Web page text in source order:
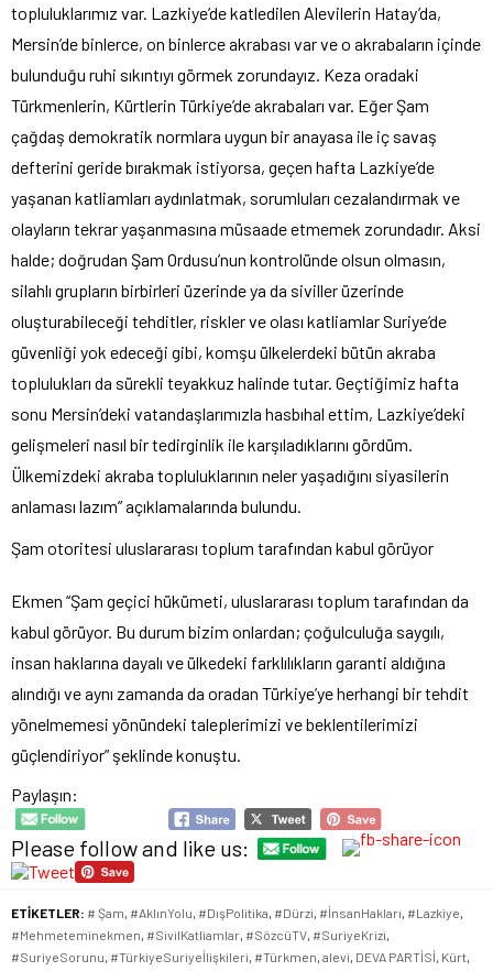
topluluklarımız var. Lazkiye’de katledilen Alevilerin Hatay’da,
Mersin’de binlerce, on binlerce akrabası var ve o akrabaların içinde
bulunduğu ruhi sıkıntıyı görmek zorundayız. Keza oradaki
Türkmenlerin, Kürtlerin Türkiye’de akrabaları var. Eğer Şam
çağdaş demokratik normlara uygun bir anayasa ile iç savaş
defterini geride bırakmak istiyorsa, geçen hafta Lazkiye’de
yaşanan katliamları aydınlatmak, sorumluları cezalandırmak ve
olayların tekrar yaşanmasına müsaade etmemek zorundadır. Aksi
halde; doğrudan Şam Ordusu’nun kontrolünde olsun olmasın,
silahlı grupların birbirleri üzerinde ya da siviller üzerinde
oluşturabileceği tehditler, riskler ve olası katliamlar Suriye’de
güvenliği yok edeceği gibi, komşu ülkelerdeki bütün akraba
toplulukları da sürekli teyakkuz halinde tutar. Geçtiğimiz hafta
sonu Mersin’deki vatandaşlarımızla hasbıhal ettim, Lazkiye’deki
gelişmeleri nasıl bir tedirginlik ile karşıladıklarını gördüm.
Ülkemizdeki akraba topluluklarının neler yaşadığını siyasilerin
anlaması lazım” açıklamalarında bulundu.
Şam otoritesi uluslararası toplum tarafından kabul görüyor
Ekmen “Şam geçici hükümeti, uluslararası toplum tarafından da
kabul görüyor. Bu durum bizim onlardan; çoğulculuğa saygılı,
insan haklarına dayalı ve ülkedeki farklılıkların garanti aldığına
alındığı ve aynı zamanda da oradan Türkiye’ye herhangi bir tehdit
yönelmemesi yönündeki taleplerimizi ve beklentilerimizi
güçlendiriyor” şeklinde konuştu.
Paylaşın:
Please follow and like us:
ETİKETLER: # Şam, #AklınYolu, #DışPolitika, #Dürzi, #İnsanHakları, #Lazkiye,
#Mehmeteminekmen, #SivilKatliamlar, #SözcüTV, #SuriyeKrizi,
#SuriyeSorunu, #TürkiyeSuriyeİlişkileri, #Türkmen, alevi, DEVA PARTİSİ, Kürt,